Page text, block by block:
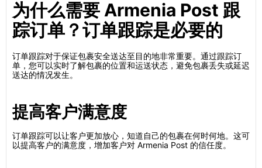
为什么需要 Armenia Post 跟
踪订单？订单跟踪是必要的
订单跟踪对于保证包裹安全送达至目的地非常重要。通过跟踪订
单，您可以实时了解包裹的位置和运送状态，避免包裹丢失或延迟
送达的情况发生。
提高客户满意度
订单跟踪可以让客户更加放心，知道自己的包裹在何时何地。这可
以提高客户的满意度，增加客户对 Armenia Post 的信任度。